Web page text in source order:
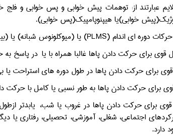
عبارتند از: توهمات پیش خوابی و پس خوابی و فلج
خوابی)یا هیپنوپامپیک(پس خوابی).
دوره ای اندام (PLMS) یا (میوکلونوس شبانه) یا
برای حرکت دادن پاها غالبا همراه با یا در پاسخ به
برای حرکت دادن پاها در طول دوره های استراحت یا
برای حرکت دادن پاها به طور نسبی یا کامل با حرکت
برای حرکت دادن پاها در غروب یا شب، یابدتر
اجتماعی، شغلی، آموزشی، تحصیلی،
دارد.